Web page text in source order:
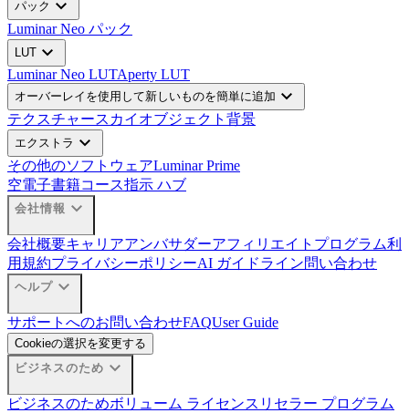
パック expand_more
Luminar Neo パック
LUT expand_more
Luminar Neo LUTAperty LUT
オーバーレイを使用して新しいものを簡単に追加 expand_more
テクスチャースカイオブジェクト 背景
エクストラ expand_more
その他のソフトウェアLuminar Prime
空電子書籍コース指示 ハブ
会社情報 expand_more
会社概要キャリアアンバサダーアフィリエイトプログラム利
用規約プライバシーポリシーAI ガイドライン問い合わせ
ヘルプ expand_more
サポートへのお問い合わせFAQUser Guide
Cookieの選択を変更する
ビジネスのため expand_more
ビジネスのためボリューム ライセンス リセラー プログラム